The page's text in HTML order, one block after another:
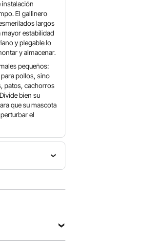
instalación
El gallinero
largos
mayor estabilidad
y plegable lo
y almacenar.
pequeños:
pollos, sino
patos, cachorros
bien su
que su mascota
el
de Lona